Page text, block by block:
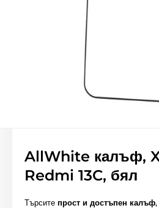
AllWhite калъф,
Redmi 13C, бял
Търсите прост и достъпен калъф,